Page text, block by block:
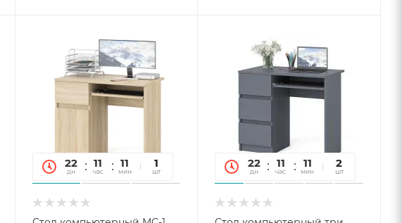
22
дн
11
час
11
мин
45
сек
1
шт
22
дн
11
час
11
мин
45
сек
2
шт